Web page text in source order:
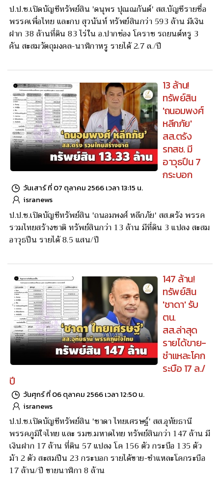
ป.ป.ช.เปิดบัญชีทรัพย์สิน 'ดนุพร ปุณณกันต์' สส.บัญชีรายชื่อ
พรรคเพื่อไทย และกบ สุวนันท์ ทรัพย์สินกว่า 593 ล้าน มีเงิน
ฝาก 38 ล้านที่ดิน 83 ไร่ใน อ.ปากช่อง โคราช รถยนต์หรู 3
คัน สะสมวัตถุมงคล-นาฬิกาหรู รายได้ 2.7 ล./ปี
13 ล้าน!
ทรัพย์สิน
'ถนอมพงศ์
หลีกภัย'
สส.ตรัง
รทสช. มี
อาวุธปืน 7
กระบอก
วันเสาร์ ที่ 07 ตุลาคม 2566 เวลา 13:15 น.
isranews
ป.ป.ช.เปิดบัญชีทรัพย์สิน 'ถนอมพงศ์ หลีกภัย' สส.ตรัง พรรค
รวมไทยสร้างชาติ ทรัพย์สินกว่า 13 ล้าน มีที่ดิน 3 แปลง สะสม
อาวุธปืน รายได้ 8.5 แสน/ปี
147 ล้าน!
ทรัพย์สิน
'ชาดา' รับ
ตน.
สส.ล่าสุด
รายได้ขาย-
ชำแหละโคก
ระบือ 17 ล./
ปี
วันศุกร์ ที่ 06 ตุลาคม 2566 เวลา 12:50 น.
isranews
ป.ป.ช.เปิดบัญชีทรัพย์สิน 'ชาดา ไทยเศรษฐ์' สส.อุทัยธานี
พรรคภูมิใจไทย และ รมช.มหาดไทย ทรัพย์สินกว่า 147 ล้าน มี
เงินฝาก 17 ล้าน ที่ดิน 57 แปลง โค 156 ตัว กระบือ 135 ตัว
ม้า 2 ตัว สะสมปืน 23 กระบอก รายได้ขาย-ชำแหละโคกระบือ
17 ล้าน/ปี ขายนาฬิกา 8 ล้าน